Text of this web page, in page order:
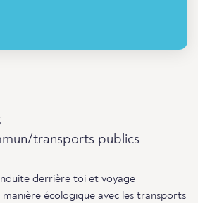
transports publics
derrière toi et voyage
écologique avec les transports